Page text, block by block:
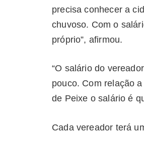
precisa conhecer a
chuvoso. Com o
próprio”, afirmou.
“O salário do
pouco. Com relação
de Peixe o salário é
Cada vereador terá